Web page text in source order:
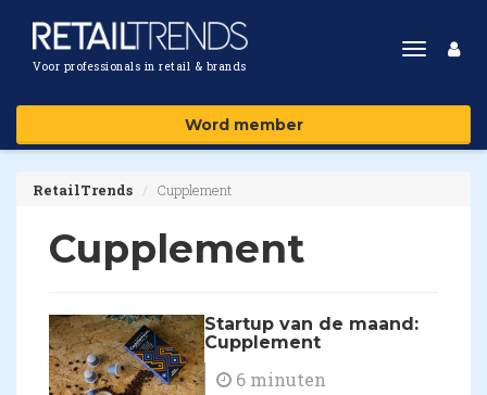
Voor professionals in retail & brands
Toggle
Word member
RetailTrends Cupplement
Cupplement
Startup van de maand:
Cupplement
6 minuten